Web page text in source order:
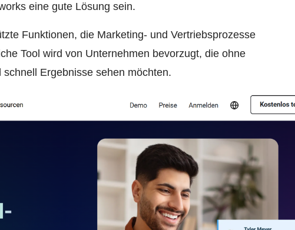
eine gute Lösung sein.
Funktionen, die Marketing- und Vertriebsprozesse
Tool wird von Unternehmen bevorzugt, die ohne
Ergebnisse sehen möchten.